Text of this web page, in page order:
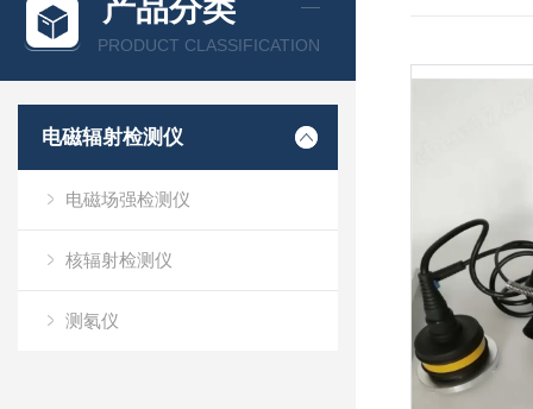
产品分类
PRODUCT CLASSIFICATION
电磁辐射检测仪
电磁场强检测仪
核辐射检测仪
测氡仪